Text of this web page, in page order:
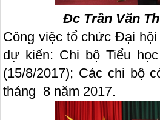
Đc Trần Văn
Công việc tổ chức Đại
dự kiến: Chi bộ Tiểu
(15/8/2017); Các chi bộ
tháng 8 năm 2017.